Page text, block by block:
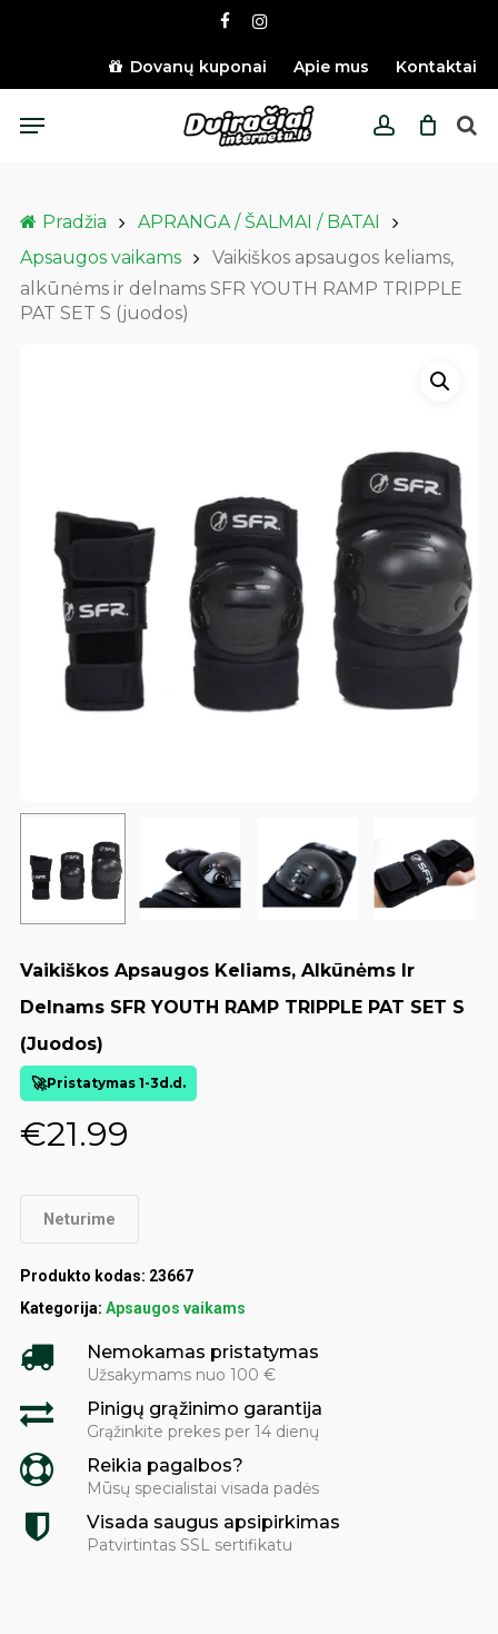
content
facebookinstagram
Dovanų kuponai Apie mus Kontaktai
account
Menu
Pradžia
APRANGA / ŠALMAI / BATAI
Apsaugos vaikams
Vaikiškos apsaugos keliams,
alkūnėms ir delnams SFR YOUTH RAMP TRIPPLE
PAT SET S (juodos)
Vaikiškos Apsaugos Keliams, Alkūnėms Ir
Delnams SFR YOUTH RAMP TRIPPLE PAT SET S
(juodos)
Pristatymas 1-3d.d.
€21.99
Neturime
Produkto kodas: 23667
Kategorija: Apsaugos vaikams
Nemokamas pristatymas
Užsakymams nuo 100 €
Pinigų grąžinimo garantija
Grąžinkite prekes per 14 dienų
Reikia pagalbos?
Mūsų specialistai visada padės
Visada saugus apsipirkimas
Patvirtintas SSL sertifikatu